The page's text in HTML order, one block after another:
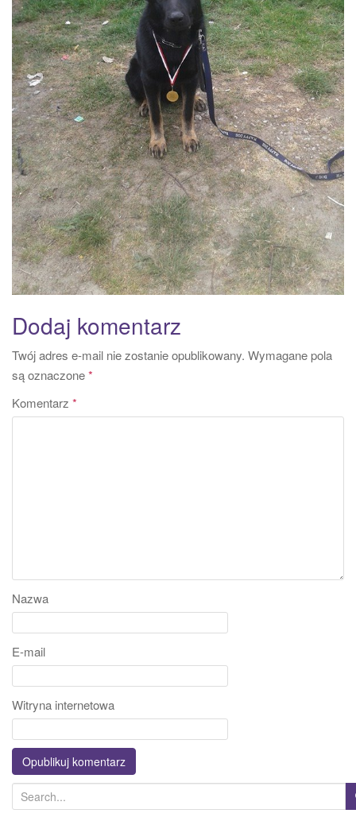
Dodaj komentarz
Twój adres e-mail nie zostanie opublikowany. Wymagane pola
są oznaczone*
Komentarz *
Nazwa
E-mail
Witryna internetowa
e